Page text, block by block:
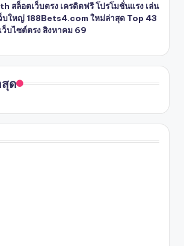
สล็อตเว็บตรง เครดิตฟรี โปรโมชั่นแรง เล่น
ว็บใหญ่ 188Bets4.com ใหม่ล่าสุด Top 43
บไซต์ตรง สิงหาคม 69
ด